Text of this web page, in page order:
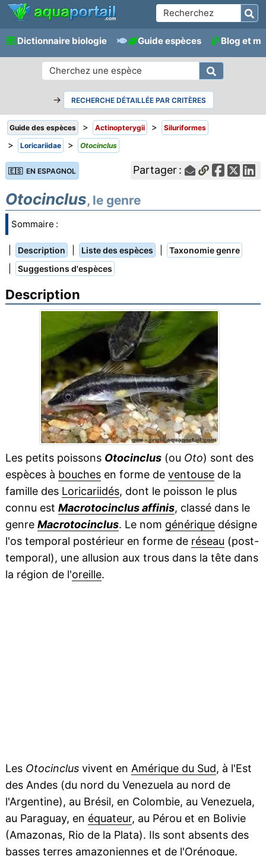
Dictionnaire biologie Guide espèces Blog et
→ RECHERCHE DÉTAILLÉE PAR CRITÈRES
Guide des espèces > Actinopterygii > Siluriformes
> Loricariidae > Otocinclus
🇪🇸 EN ESPAGNOL Partager :
Otocinclus, le genre
Sommaire :
Description Liste des espèces Taxonomie genre
Suggestions d'espèces
Description
Les petits poissons Otocinclus(ou Oto) sont des
espèces à bouchesen forme de ventousede la
famille des Loricariidés, dont le poisson le plus
connu est Macrotocinclus affinis, classé dans le
genre Macrotocinclus. Le nom génériquedésigne
l'os temporal postérieur en forme de réseau (post-
temporal), une allusion aux trous dans la tête dans
la région de l'oreille.
Les Otocinclusvivent en Amérique du Sud, à l'Est
des Andes (du nord du Venezuela au nord de
l'Argentine), au Brésil, en Colombie, au Venezuela,
au Paraguay, en équateur, au Pérou et en Bolivie
(Amazonas, Rio de la Plata). Ils sont absents des
basses terres amazoniennes et de l'Orénoque.